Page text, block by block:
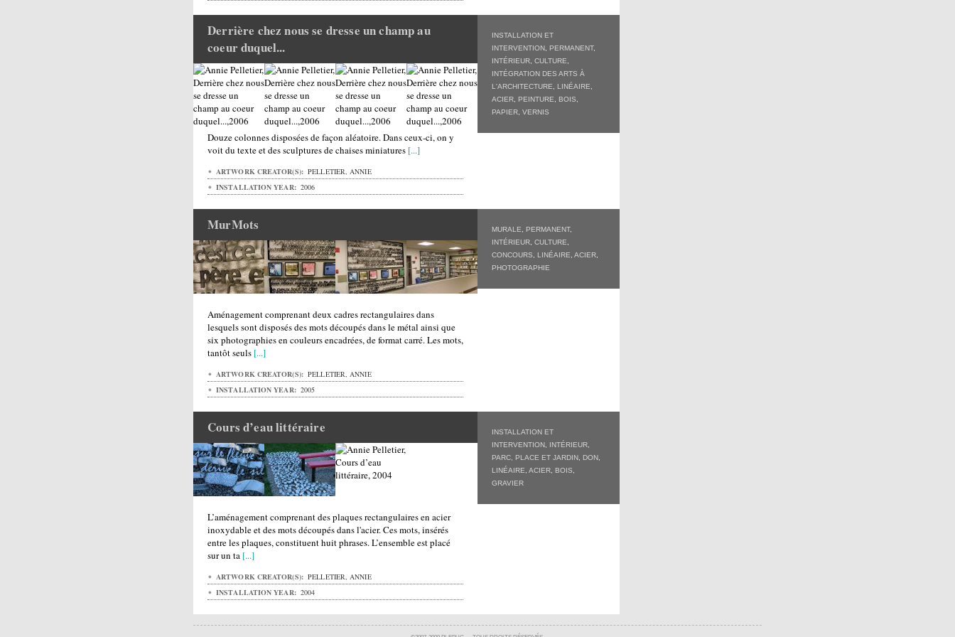
INSTALLATION ET
INTERVENTION
PERMANENT,
INTÉRIEUR CULTURE
INTÉGRATION DES ARTS À
L'ARCHITECTURE
LINÉAIRE
ACIER
PEINTURE BOIS
PAPIER VERNIS
Derrière chez nous se dresse un champ au
coeur duquel...
Douze colonnes disposées de façon aléatoire. Dans ceux-ci, on y
voit du texte et des sculptures de chaises miniatures [...]
ARTWORK CREATOR(S): PELLETIER, ANNIE
INSTALLATION YEAR: 2006
MURALE PERMANENT,
INTÉRIEUR CULTURE
CONCOURS
LINÉAIRE ACIER
PHOTOGRAPHIE
MurMots
Aménagement comprenant deux cadres rectangulaires dans
lesquels sont disposés des mots découpés dans le métal ainsi que
six photographies en couleurs encadrées, de format carré. Les mots,
tantôt seuls [...]
ARTWORK CREATOR(S): PELLETIER, ANNIE
INSTALLATION YEAR: 2005
INSTALLATION ET
INTERVENTION
INTÉRIEUR
PARC, PLACE ET JARDIN
DON
LINÉAIRE ACIER BOIS
GRAVIER
Cours d’eau littéraire
L’aménagement comprenant des plaques rectangulaires en acier
inoxydable et des mots découpés dans l'acier. Ces mots, insérés
entre les plaques, constituent huit phrases. L’ensemble est placé
sur un ta [...]
ARTWORK CREATOR(S): PELLETIER, ANNIE
INSTALLATION YEAR: 2004